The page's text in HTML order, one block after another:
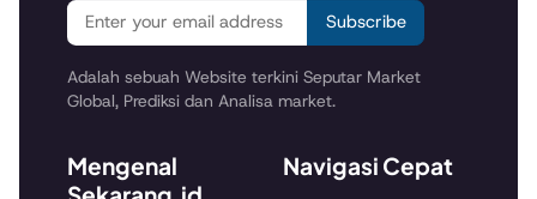
Subscribe
Adalah sebuah Website terkini Seputar Market
Global, Prediksi dan Analisa market.
Mengenal
Navigasi Cepat